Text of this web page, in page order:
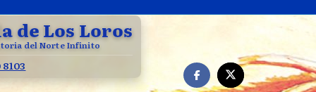
de Los Loros
del Norte Infinito
8103